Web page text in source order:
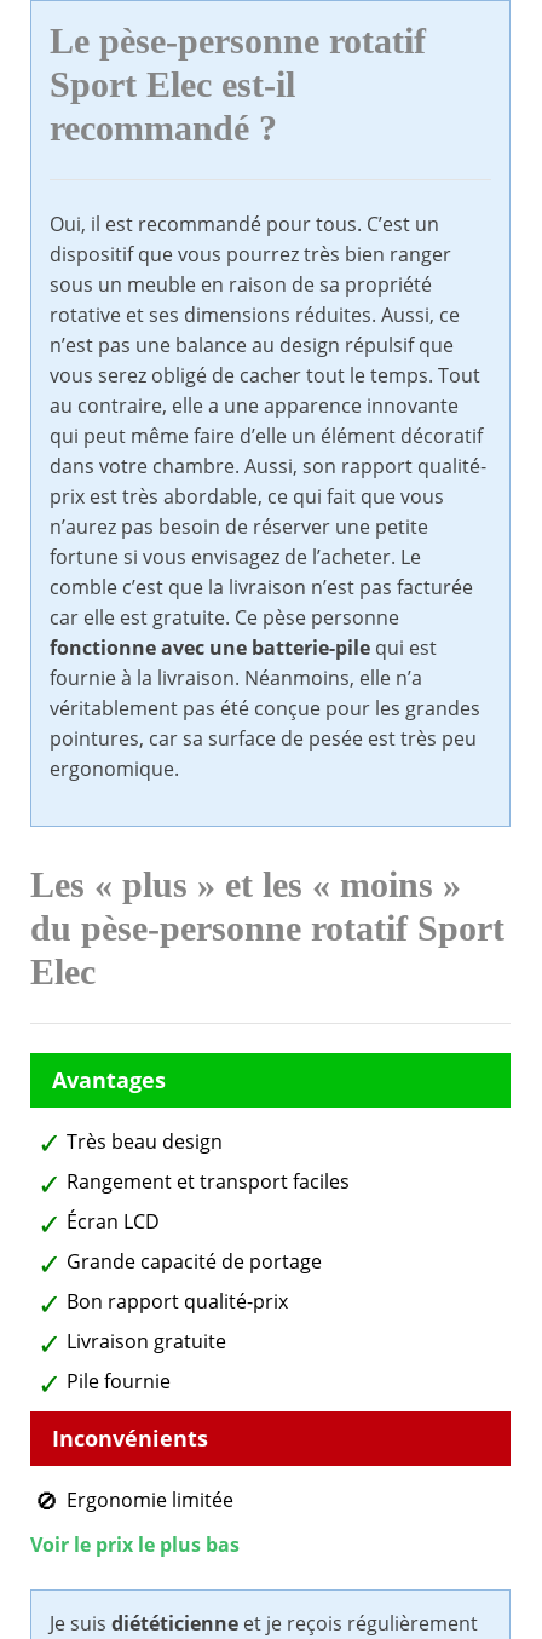
Le pèse-personne rotatif
Sport Elec est-il
recommandé ?
Oui, il est recommandé pour tous. C’est un
dispositif que vous pourrez très bien ranger
sous un meuble en raison de sa propriété
rotative et ses dimensions réduites. Aussi, ce
n’est pas une balance au design répulsif que
vous serez obligé de cacher tout le temps. Tout
au contraire, elle a une apparence innovante
qui peut même faire d’elle un élément décoratif
dans votre chambre. Aussi, son rapport qualité-
prix est très abordable, ce qui fait que vous
n’aurez pas besoin de réserver une petite
fortune si vous envisagez de l’acheter. Le
comble c’est que la livraison n’est pas facturée
car elle est gratuite. Ce pèse personne
fonctionne avec une batterie-pile qui est
fournie à la livraison. Néanmoins, elle n’a
véritablement pas été conçue pour les grandes
pointures, car sa surface de pesée est très peu
ergonomique.
Les « plus » et les « moins »
du pèse-personne rotatif Sport
Elec
Très beau design
Rangement et transport faciles
Écran LCD
Grande capacité de portage
Bon rapport qualité-prix
Livraison gratuite
Pile fournie
Ergonomie limitée
Voir le prix le plus bas
Je suis diététicienne et je reçois régulièrement